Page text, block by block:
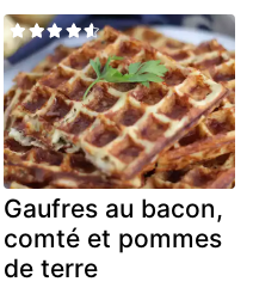
Gaufres au bacon,
comté et pommes
de terre